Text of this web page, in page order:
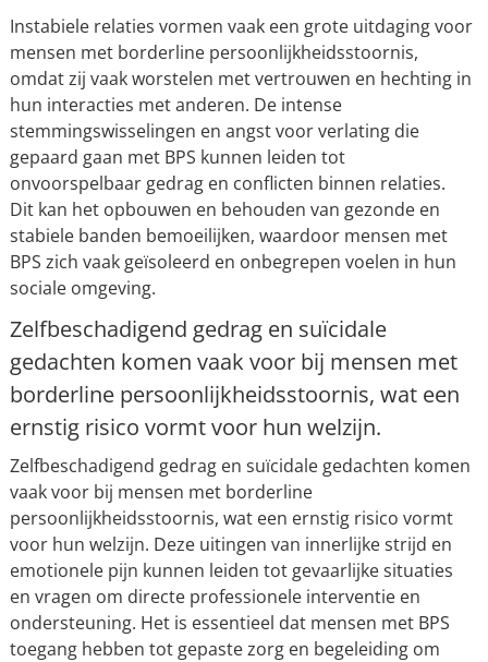
Instabiele relaties vormen vaak een grote uitdaging voor
mensen met borderline persoonlijkheidsstoornis,
omdat zij vaak worstelen met vertrouwen en hechting in
hun interacties met anderen. De intense
stemmingswisselingen en angst voor verlating die
gepaard gaan met BPS kunnen leiden tot
onvoorspelbaar gedrag en conflicten binnen relaties.
Dit kan het opbouwen en behouden van gezonde en
stabiele banden bemoeilijken, waardoor mensen met
BPS zich vaak geïsoleerd en onbegrepen voelen in hun
sociale omgeving.
Zelfbeschadigend gedrag en suïcidale
gedachten komen vaak voor bij mensen met
borderline persoonlijkheidsstoornis, wat een
ernstig risico vormt voor hun welzijn.
Zelfbeschadigend gedrag en suïcidale gedachten komen
vaak voor bij mensen met borderline
persoonlijkheidsstoornis, wat een ernstig risico vormt
voor hun welzijn. Deze uitingen van innerlijke strijd en
emotionele pijn kunnen leiden tot gevaarlijke situaties
en vragen om directe professionele interventie en
ondersteuning. Het is essentieel dat mensen met BPS
toegang hebben tot gepaste zorg en begeleiding om